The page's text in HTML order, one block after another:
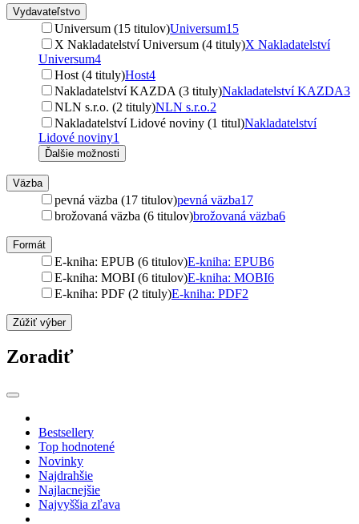
Vydavateľstvo
Universum (15 titulov)Universum15
X Nakladatelství Universum (4 tituly)X Nakladatelství
Universum4
Host (4 tituly)Host4
Nakladatelství KAZDA (3 tituly)Nakladatelství KAZDA3
NLN s.r.o. (2 tituly)NLN s.r.o.2
Nakladatelství Lidové noviny (1 titul)Nakladatelství
Lidové noviny1
Ďalšie možnosti
Väzba
pevná väzba (17 titulov)pevná väzba17
brožovaná väzba (6 titulov)brožovaná väzba6
Formát
E-kniha: EPUB (6 titulov)E-kniha: EPUB6
E-kniha: MOBI (6 titulov)E-kniha: MOBI6
E-kniha: PDF (2 tituly)E-kniha: PDF2
Zúžiť výber
Zoradiť
Bestsellery
Top hodnotené
Novinky
Najdrahšie
Najlacnejšie
Najvyššia zľava